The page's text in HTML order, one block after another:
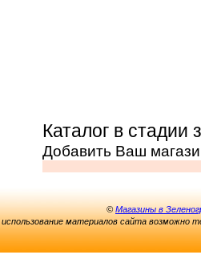
Каталог в стадии
Добавить Ваш
©Магазины в
использование материалов сайта возможно